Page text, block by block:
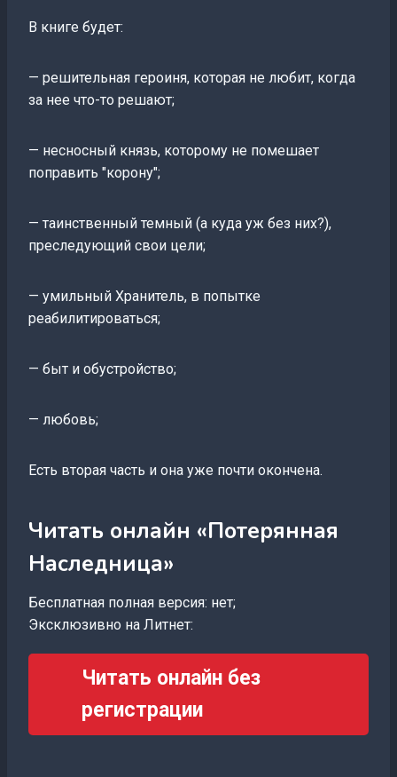
В книге будет:
— решительная героиня, которая не любит, когда
за нее что-то решают;
— несносный князь, которому не помешает
поправить "корону";
— таинственный темный (а куда уж без них?),
преследующий свои цели;
— умильный Хранитель, в попытке
реабилитироваться;
— быт и обустройство;
— любовь;
Есть вторая часть и она уже почти окончена.
Читать онлайн «Потерянная
Наследница»
Бесплатная полная версия: нет;
Эксклюзивно на Литнет:
Читать онлайн без
регистрации